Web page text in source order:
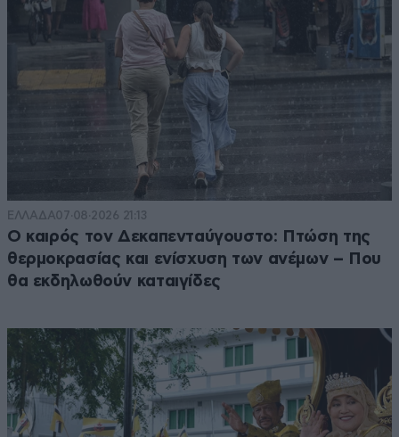
ΕΛΛΑΔΑ07·08·2026 21:13
Ο καιρός τον Δεκαπενταύγουστο: Πτώση της
θερμοκρασίας και ενίσχυση των ανέμων – Που
θα εκδηλωθούν καταιγίδες